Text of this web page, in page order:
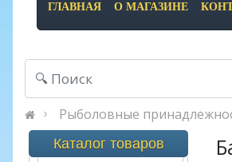
ГЛАВНАЯ О МАГАЗИНЕ
Рыболовные
Каталог товаров